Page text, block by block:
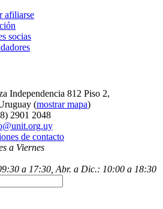
afiliarse
socias
Independencia 812 Piso 2,
(mostrar mapa)
2901 2048
de contacto
a Viernes
a 17:30, Abr. a Dic.: 10:00 a 18:30